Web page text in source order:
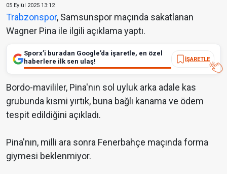
05 Eylül 2025 13:12
Trabzonspor, Samsunspor maçında sakatlanan
Wagner Pina ile ilgili açıklama yaptı.
Sporx’i buradan Google’da işaretle, en özel
haberlere ilk sen ulaş!
İŞARETLE
Bordo-mavililer, Pina'nın sol uyluk arka adale kas
grubunda kısmi yırtık, buna bağlı kanama ve ödem
tespit edildiğini açıkladı.
Pina'nın, milli ara sonra Fenerbahçe maçında forma
giymesi beklenmiyor.